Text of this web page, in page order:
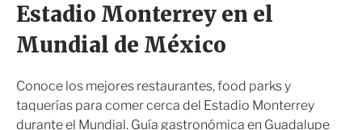
r
Estadio Monterrey en el
Mundial de México
Conoce los mejores restaurantes, food parks y
taquerías para comer cerca del Estadio Monterrey
durante el Mundial. Guía gastronómica en Guadalupe